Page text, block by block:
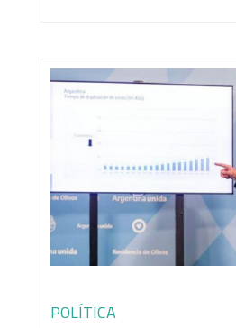
POLÍTICA